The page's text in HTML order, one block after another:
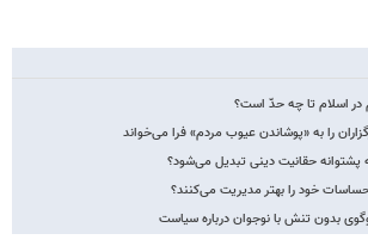
اسلام تا چه حدّ است؟
را به «پوشاندن عیوب مردم» فرا می‌خواند
پشتوانه حقانیت دینی تبدیل می‌شود؟
خود را بهتر مدیریت می‌کنند؟